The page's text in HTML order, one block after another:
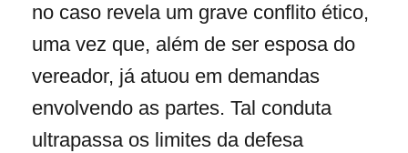
no caso revela um grave conflito ético,
uma vez que, além de ser esposa do
vereador, já atuou em demandas
envolvendo as partes. Tal conduta
ultrapassa os limites da defesa